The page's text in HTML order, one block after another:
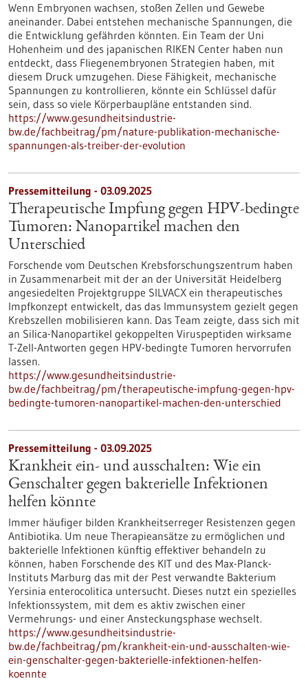
Wenn Embryonen wachsen, stoßen Zellen und Gewebe
aneinander. Dabei entstehen mechanische Spannungen, die
die Entwicklung gefährden könnten. Ein Team der Uni
Hohenheim und des japanischen RIKEN Center haben nun
entdeckt, dass Fliegenembryonen Strategien haben, mit
diesem Druck umzugehen. Diese Fähigkeit, mechanische
Spannungen zu kontrollieren, könnte ein Schlüssel dafür
sein, dass so viele Körperbaupläne entstanden sind.
https://www.gesundheitsindustrie-
bw.de/fachbeitrag/pm/nature-publikation-mechanische-
spannungen-als-treiber-der-evolution
Pressemitteilung - 03.09.2025
Therapeutische Impfung gegen HPV-bedingte
Tumoren: Nanopartikel machen den
Unterschied
Forschende vom Deutschen Krebsforschungszentrum haben
in Zusammenarbeit mit der an der Universität Heidelberg
angesiedelten Projektgruppe SILVACX ein therapeutisches
Impfkonzept entwickelt, das das Immunsystem gezielt gegen
Krebszellen mobilisieren kann. Das Team zeigte, dass sich mit
an Silica-Nanopartikel gekoppelten Viruspeptiden wirksame
T-Zell-Antworten gegen HPV-bedingte Tumoren hervorrufen
lassen.
https://www.gesundheitsindustrie-
bw.de/fachbeitrag/pm/therapeutische-impfung-gegen-hpv-
bedingte-tumoren-nanopartikel-machen-den-unterschied
Pressemitteilung - 03.09.2025
Krankheit ein- und ausschalten: Wie ein
Genschalter gegen bakterielle Infektionen
helfen könnte
Immer häufiger bilden Krankheitserreger Resistenzen gegen
Antibiotika. Um neue Therapieansätze zu ermöglichen und
bakterielle Infektionen künftig effektiver behandeln zu
können, haben Forschende des KIT und des Max-Planck-
Instituts Marburg das mit der Pest verwandte Bakterium
Yersinia enterocolitica untersucht. Dieses nutzt ein spezielles
Infektionssystem, mit dem es aktiv zwischen einer
Vermehrungs- und einer Ansteckungsphase wechselt.
https://www.gesundheitsindustrie-
bw.de/fachbeitrag/pm/krankheit-ein-und-ausschalten-wie-
ein-genschalter-gegen-bakterielle-infektionen-helfen-
koennte